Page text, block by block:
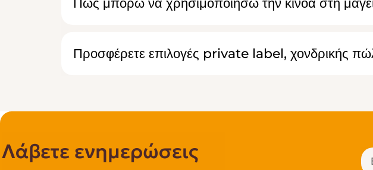
Προσφέρετε επιλογές private label, χονδρικής
Λάβετε ενημερώσεις